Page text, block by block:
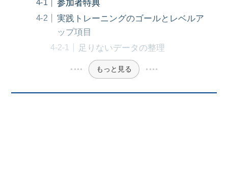
参加者特典
実践トレーニングのゴールとレベルア
ップ項目
足りないデータの整理
もっと見る